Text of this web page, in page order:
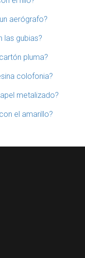
aerógrafo?
las gubias?
pluma?
colofonia?
metalizado?
el amarillo?